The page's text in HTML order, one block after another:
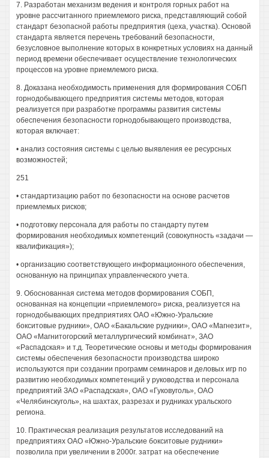
7. Разработан механизм ведения и контроля горных работ на
уровне рассчитанного приемлемого риска, представляющий собой
стандарт безопасной работы предприятия (цеха, участка). Основой
стандарта является перечень требований безопасности,
безусловное выполнение которых в конкретных условиях на данный
период времени обеспечивает осуществление технологических
процессов на уровне приемлемого риска.
8. Доказана необходимость применения для формирования СОБП
горнодобывающего предприятия системы методов, которая
реализуется при разработке программы развития системы
обеспечения безопасности горнодобывающего производства,
которая включает:
• анализ состояния системы с целью выявления ее ресурсных
возможностей;
251
• стандартизацию работ по безопасности на основе расчетов
приемлемых рисков;
• подготовку персонала для работы по стандарту путем
формирования необходимых компетенций (совокупность «задачи —
квалификация»);
• организацию соответствующего информационного обеспечения,
основанную на принципах управленческого учета.
9. Обоснованная система методов формирования СОБП,
основанная на концепции «приемлемого» риска, реализуется на
горнодобывающих предприятиях ОАО «Южно-Уральские
бокситовые рудники», ОАО «Бакальские рудники», ОАО «Магнезит»,
ОАО «Магнитогорский металлургический комбинат», ЗАО
«Распадская» и т.д. Теоретические основы и методы формирования
системы обеспечения безопасности производства широко
используются при создании программ семинаров и деловых игр по
развитию необходимых компетенций у руководства и персонала
предприятий ЗАО «Распадская», ОАО «Гуковуголь», ОАО
«Челябинскуголь», на шахтах, разрезах и рудниках уральского
региона.
10. Практическая реализация результатов исследований на
предприятиях ОАО «Южно-Уральские бокситовые рудники»
позволила при увеличении в 2000г. затрат на обеспечение